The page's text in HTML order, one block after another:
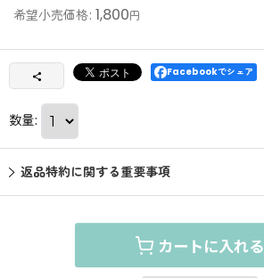
希望小売価格: 1,800円
Facebookでシェア
数量:
返品特約に関する重要事項
カートに入れる